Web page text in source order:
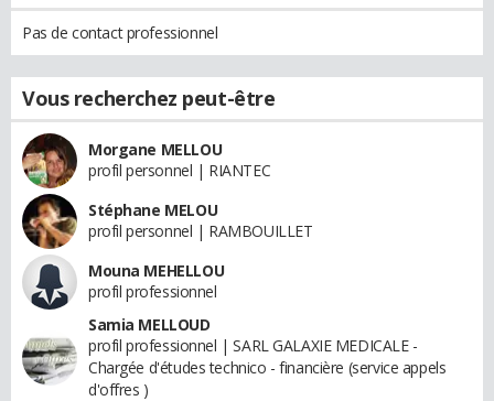
Pas de contact professionnel
Vous recherchez peut-être
Morgane MELLOU
profil personnel | RIANTEC
Stéphane MELOU
profil personnel | RAMBOUILLET
Mouna MEHELLOU
profil professionnel
Samia MELLOUD
profil professionnel | SARL GALAXIE MEDICALE -
Chargée d'études technico - financière (service appels
d'offres )